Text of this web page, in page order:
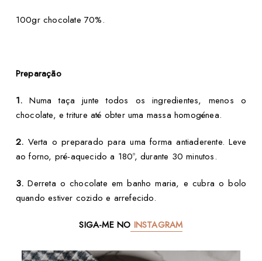
100gr chocolate 70%.
Preparação
1. Numa taça junte todos os ingredientes, menos o
chocolate, e triture até obter uma massa homogénea.
2. Verta o preparado para uma forma antiaderente. Leve
ao forno, pré-aquecido a 180º, durante 30 minutos.
3. Derreta o chocolate em banho maria, e cubra o bolo
quando estiver cozido e arrefecido.
SIGA-ME NO INSTAGRAM